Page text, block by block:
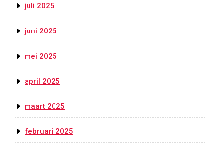
juli 2025
juni 2025
mei 2025
april 2025
maart 2025
februari 2025